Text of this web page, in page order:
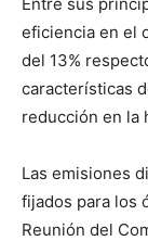
eficiencia en el
del 13%
características
reducción en la
Las emisiones
fijados para los
Reunión del